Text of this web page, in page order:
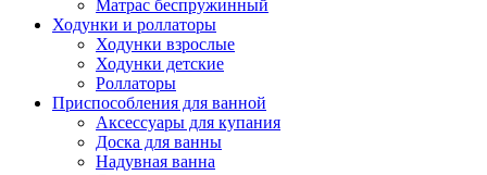
Матрас беспружинный
Ходунки и роллаторы
Ходунки взрослые
Ходунки детские
Роллаторы
Приспособления для ванной
Аксессуары для купания
Доска для ванны
Надувная ванна